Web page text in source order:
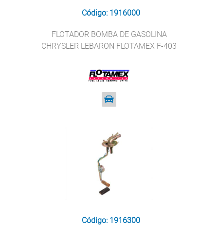
Código: 1916000
FLOTADOR BOMBA DE GASOLINA
CHRYSLER LEBARON FLOTAMEX F-403
Código: 1916300